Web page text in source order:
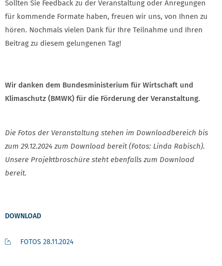
Sollten Sie Feedback zu der Veranstaltung oder Anregungen
für kommende Formate haben, freuen wir uns, von Ihnen zu
hören. Nochmals vielen Dank für Ihre Teilnahme und Ihren
Beitrag zu diesem gelungenen Tag!
Wir danken dem Bundesministerium für Wirtschaft und
Klimaschutz (BMWK) für die Förderung der Veranstaltung.
Die Fotos der Veranstaltung stehen im Downloadbereich bis
zum 29.12.2024 zum Download bereit (Fotos: Linda Rabisch).
Unsere Projektbroschüre steht ebenfalls zum Download
bereit.
DOWNLOAD
FOTOS 28.11.2024